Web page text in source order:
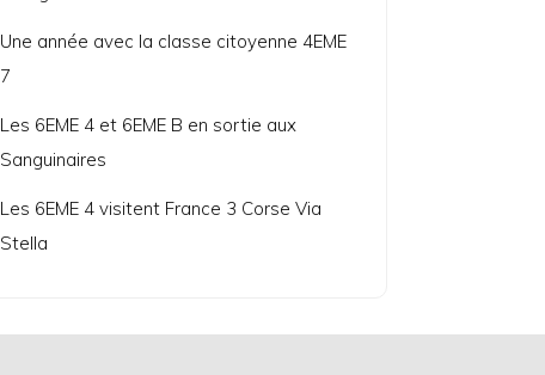
Une année avec la classe citoyenne 4EME
7
Les 6EME 4 et 6EME B en sortie aux
Sanguinaires
Les 6EME 4 visitent France 3 Corse Via
Stella